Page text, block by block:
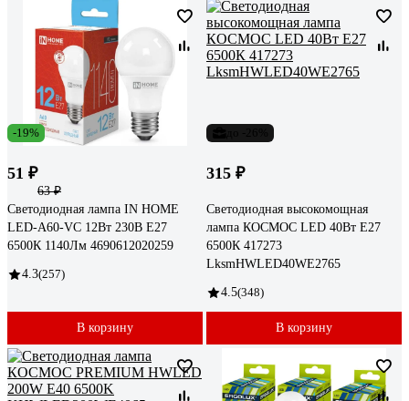
-19%
51 ₽
63 ₽
Светодиодная лампа IN HOME
LED-A60-VC 12Вт 230В Е27
6500К 1140Лм 4690612020259
4.3(257)
В корзину
315 ₽
Светодиодная высокомощная
лампа КОСМОС LED 40Вт E27
6500К 417273
LksmHWLED40WE2765
4.5(348)
В корзину